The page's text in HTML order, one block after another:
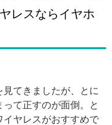
レスならイヤホ
てきましたが、とに
て正すのが面倒。と
ヤレスがおすすめで